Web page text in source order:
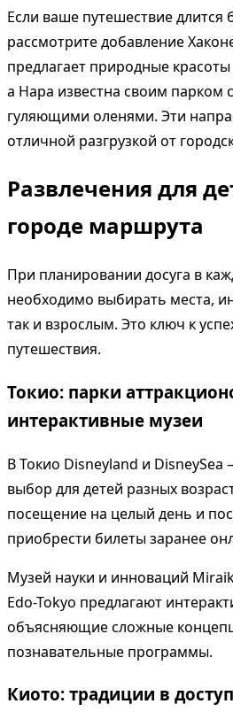
Если ваше путешествие длится
рассмотрите добавление
предлагает природные
а Нара известна своим парком
гуляющими оленями. Эти
отличной разгрузкой от
Развлечения для
городе маршрута
При планировании досуга в
необходимо выбирать места,
так и взрослым. Это ключ к
путешествия.
Токио: парки
интерактивные музеи
В Токио Disneyland и
выбор для детей разных
посещение на целый день и
приобрести билеты заранее
Музей науки и инноваций
Edo-Tokyo предлагают
объясняющие сложные
познавательные программы.
Киото: традиции в